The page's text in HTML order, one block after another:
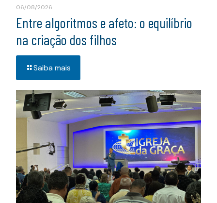
06/08/2026
Entre algoritmos e afeto: o equilíbrio
na criação dos filhos
Saiba mais